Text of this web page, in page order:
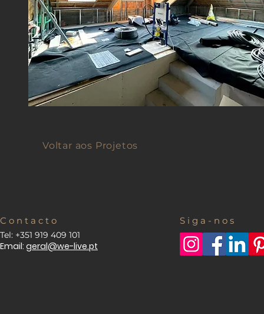
Voltar aos Projetos
C o n t a c t o
Tel: +351 919 409 101
Email: geral@we-live.pt
S i g a - n o s